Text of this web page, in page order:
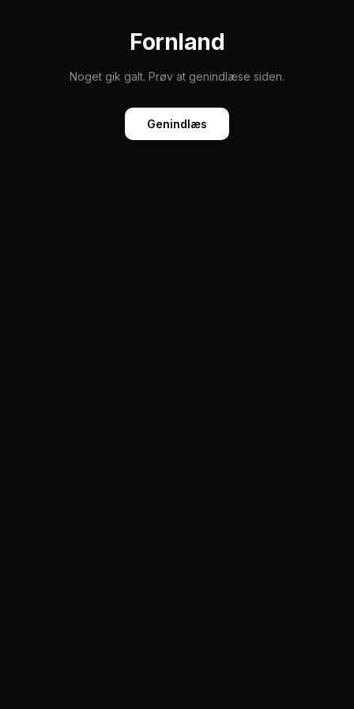
Fornland
Noget gik galt. Prøv at genindlæse siden.
Genindlæs